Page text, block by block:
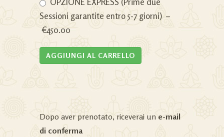
Sessioni garantite entro 5-7 giorni) –
€450.00
AGGIUNGI AL CARRELLO
Dopo aver prenotato, riceverai un e-mail
di conferma